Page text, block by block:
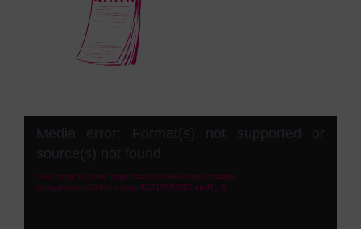
vidéoMedia error: Format(s) not supported or
source(s) not found
Télécharger le fichier: https://transfert.desertours.fr/rosetrip-
senegal/edition2024/interviews/EQ71ARRIVEE.mp4?_=2